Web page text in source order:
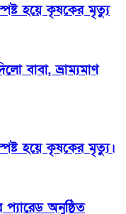
হয়ে কৃষকের মৃত্যু
বাবা, ভ্রাম্যমাণ
হয়ে কৃষকের মৃত্যু।
প্যারেড অনুষ্ঠিত